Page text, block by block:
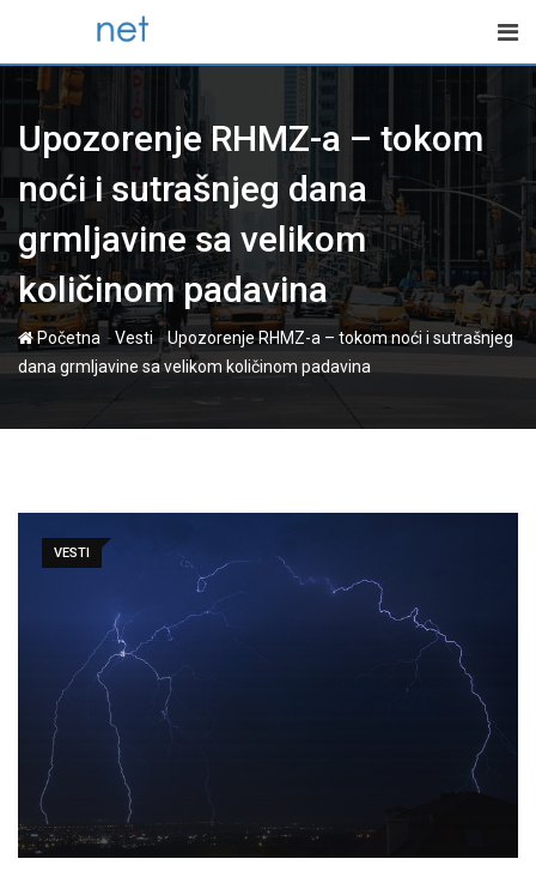
content
Upozorenje RHMZ-a – tokom
noći i sutrašnjeg dana
grmljavine sa velikom
količinom padavina
Početna -Vesti-Upozorenje RHMZ-a – tokom noći i sutrašnjeg
dana grmljavine sa velikom količinom padavina
VESTI